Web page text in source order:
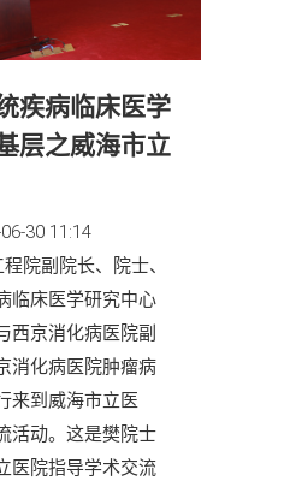
疾病临床医学
层之威海市立
30 11:14
院副院长、院士、
临床医学研究中心
西京消化病医院副
消化病医院肿瘤病
来到威海市立医
活动。这是樊院士
医院指导学术交流